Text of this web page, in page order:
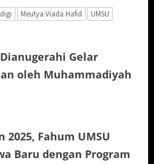
Meutya Viada Hafid UMSU
Gelar
oleh Muhammadiyah
Fahum UMSU
Baru dengan Program